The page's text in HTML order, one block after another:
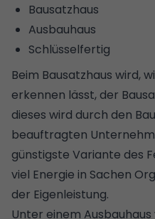
Bausatzhaus
Ausbauhaus
Schlüsselfertig
Beim Bausatzhaus wird,
erkennen lässt, der
dieses wird durch den
beauftragten
günstigste Variante des
viel Energie in Sachen
der Eigenleistung.
Unter einem